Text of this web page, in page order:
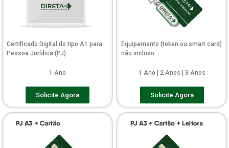
Certificado Digital do tipo A1 para
Pessoa Jurídica (PJ).
1 Ano
Solicite Agora
Equipamento (token ou smart card)
não incluso.
1 Ano | 2 Anos | 3 Anos
Solicite Agora